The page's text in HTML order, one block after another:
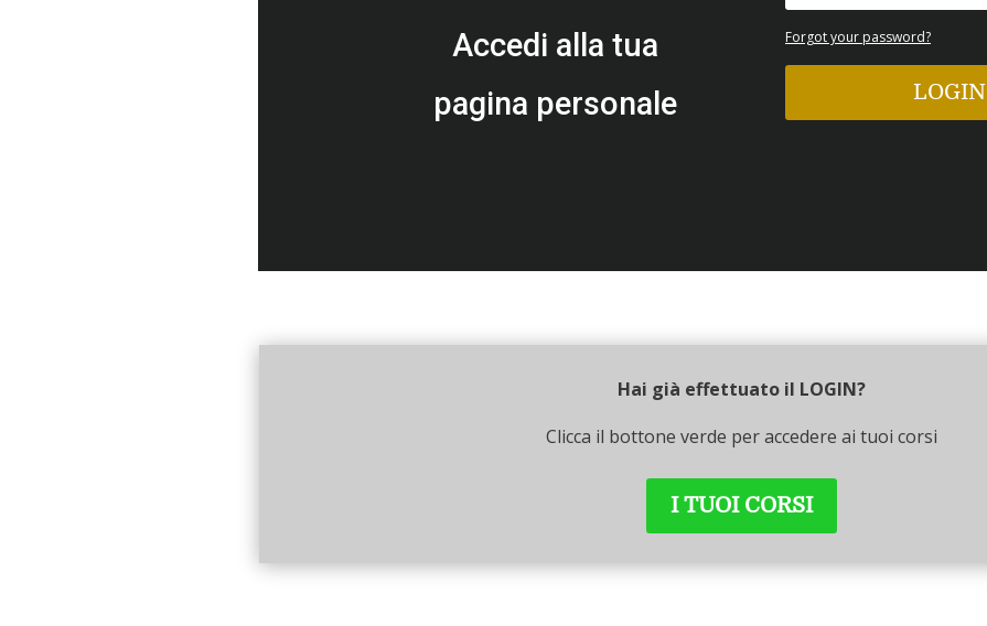
Accedi alla tua
pagina personale
Forgot your password?
LOGIN
Hai già effettuato il LOGIN?
Clicca il bottone verde per accedere ai tuoi corsi
I TUOI CORSI